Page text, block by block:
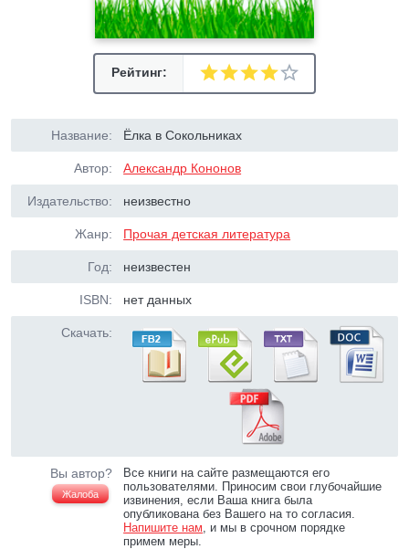
Рейтинг:
Название: Ёлка в Сокольниках
Автор: Александр Кононов
Издательство: неизвестно
Жанр: Прочая детская литература
Год: неизвестен
ISBN: нет данных
Скачать:
Вы автор?
Жалоба
Все книги на сайте размещаются его
пользователями. Приносим свои глубочайшие
извинения, если Ваша книга была
опубликована без Вашего на то согласия.
Напишите нам, и мы в срочном порядке
примем меры.